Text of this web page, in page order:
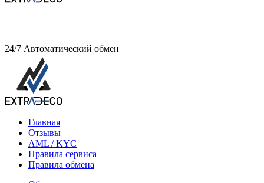
24/7 Автоматический обмен
Главная
Отзывы
AML / KYC
Правила сервиса
Правила обмена